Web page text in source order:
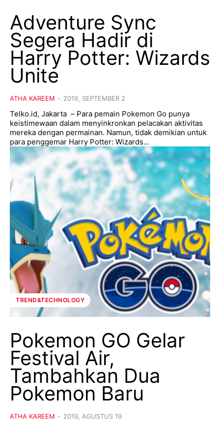
Adventure Sync
Segera Hadir di
Harry Potter: Wizards
Unite
ATHA KAREEM - 2019, SEPTEMBER 2
Telko.id, Jakarta – Para pemain Pokemon Go punya
keistimewaan dalam menyinkronkan pelacakan aktivitas
mereka dengan permainan. Namun, tidak demikian untuk
para penggemar Harry Potter: Wizards...
TREND&TECHNOLOGY
Pokemon GO Gelar
Festival Air,
Tambahkan Dua
Pokemon Baru
ATHA KAREEM - 2019, AGUSTUS 19